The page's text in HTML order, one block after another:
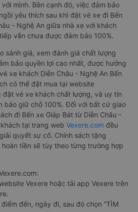
mình. Bên cạnh đó, việc đảm bảo
yêu thích sau khi đặt vé xe đi Bến
- Nghệ An giữa nhà xe với khách
vẫn chưa được đảm bảo 100%.
sánh giá, xem đánh giá chất lượng
bảo quyền lợi cao nhất, được hưởng
xe khách Diễn Châu - Nghệ An Bến
có thể đặt mua tại website
đặt vé xe khách chất lượng, và uy tín
bảo giữ chỗ 100%. Đối với bất cứ giao
đi Bến xe Giáp Bát từ Diễn Châu -
tại trang web Vexere.com đều
quyết sự cố. Chính sách tặng
tiền sẽ tùy theo từng trường hợp
Vexere hoặc tải app Vexere trên
đến, ngày đi, sau đó chọn “TÌM